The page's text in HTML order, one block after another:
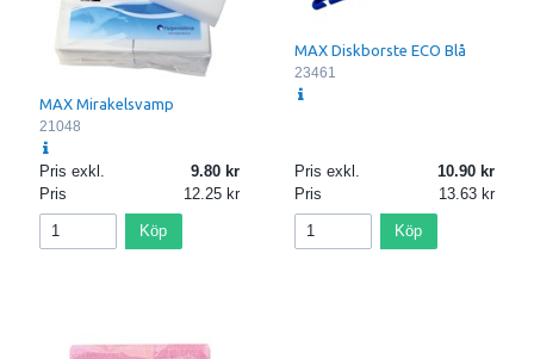
MAX Mirakelsvamp
21048
Pris exkl.
9.80
Pris
12.25
Köp
MAX Diskborste ECO Blå
23461
Pris exkl.
10.90
Pris
13.63
Köp